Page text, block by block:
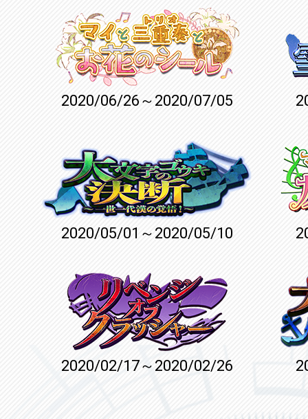
2020/06/26～2020/07/05
2020/05/01～2020/05/10
2020/02/17～2020/02/26